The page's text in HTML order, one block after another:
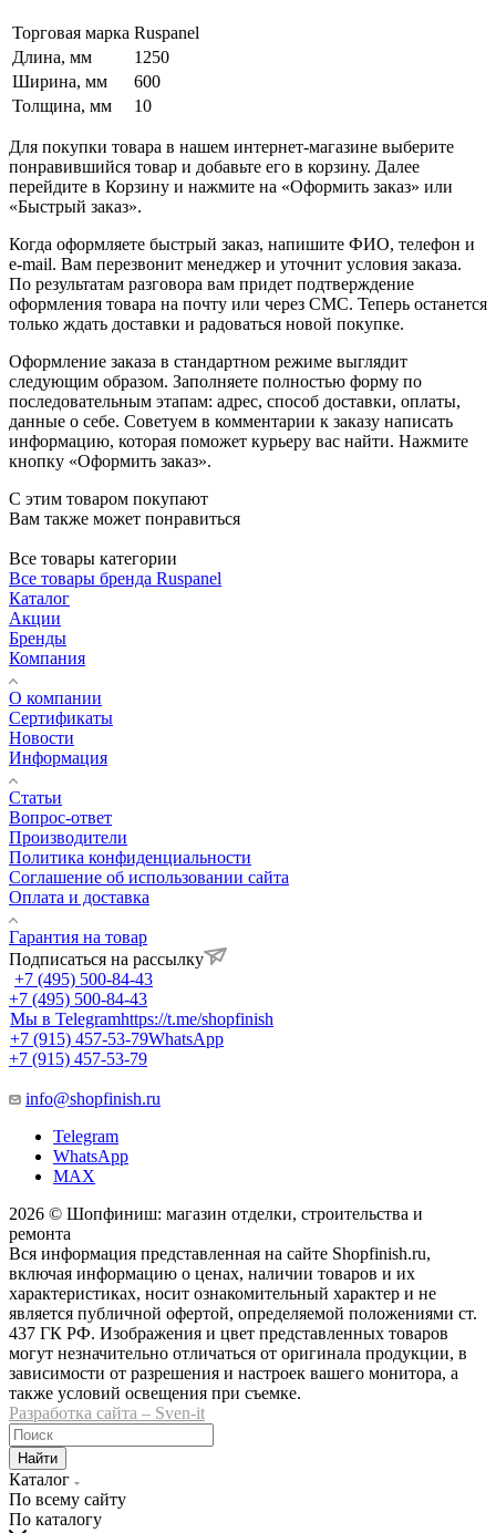
Торговая марка Ruspanel
Длина, мм
1250
Ширина, мм
600
Толщина, мм
10
Для покупки товара в нашем интернет-магазине выберите
понравившийся товар и добавьте его в корзину. Далее
перейдите в Корзину и нажмите на «Оформить заказ» или
«Быстрый заказ».
Когда оформляете быстрый заказ, напишите ФИО, телефон и
e-mail. Вам перезвонит менеджер и уточнит условия заказа.
По результатам разговора вам придет подтверждение
оформления товара на почту или через СМС. Теперь останется
только ждать доставки и радоваться новой покупке.
Оформление заказа в стандартном режиме выглядит
следующим образом. Заполняете полностью форму по
последовательным этапам: адрес, способ доставки, оплаты,
данные о себе. Советуем в комментарии к заказу написать
информацию, которая поможет курьеру вас найти. Нажмите
кнопку «Оформить заказ».
С этим товаром покупают
Вам также может понравиться
Все товары категории
Все товары бренда Ruspanel
Каталог
Акции
Бренды
Компания
О компании
Сертификаты
Новости
Информация
Статьи
Вопрос-ответ
Производители
Политика конфиденциальности
Соглашение об использовании сайта
Оплата и доставка
Гарантия на товар
Подписаться на рассылку
+7 (495) 500-84-43
+7 (495) 500-84-43
Мы в Telegramhttps://t.me/shopfinish
+7 (915) 457-53-79WhatsApp
+7 (915) 457-53-79
info@shopfinish.ru
Telegram
WhatsApp
MAX
2026 © Шопфиниш: магазин отделки, строительства и
ремонта
Вся информация представленная на сайте Shopfinish.ru,
включая информацию о ценах, наличии товаров и их
характеристиках, носит ознакомительный характер и не
является публичной офертой, определяемой положениями ст.
437 ГК РФ. Изображения и цвет представленных товаров
могут незначительно отличаться от оригинала продукции, в
зависимости от разрешения и настроек вашего монитора, а
также условий освещения при съемке.
Разработка сайта – Sven-it
Найти
Каталог
По всему сайту
По каталогу